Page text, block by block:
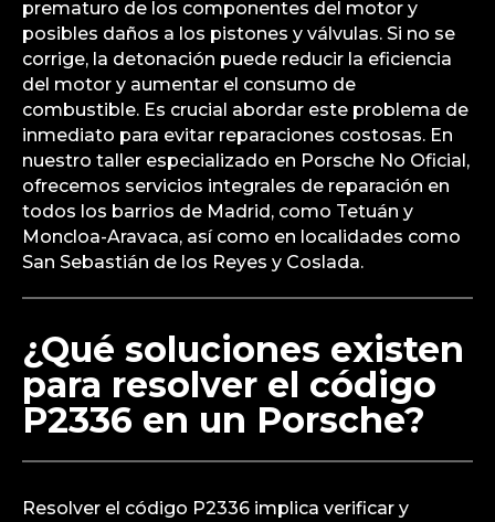
prematuro de los componentes del motor y
posibles daños a los pistones y válvulas. Si no se
corrige, la detonación puede reducir la eficiencia
del motor y aumentar el consumo de
combustible. Es crucial abordar este problema de
inmediato para evitar reparaciones costosas. En
nuestro taller especializado en Porsche No Oficial,
ofrecemos servicios integrales de reparación en
todos los barrios de Madrid, como Tetuán y
Moncloa-Aravaca, así como en localidades como
San Sebastián de los Reyes y Coslada.
¿Qué soluciones existen
para resolver el código
P2336 en un Porsche?
Resolver el código P2336 implica verificar y